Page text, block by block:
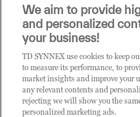
Sei un rivenditore di
i prodotti o le
CLICCA QUI
CLIENTE
We aim to provide
and personalized
your business!
TD SYNNEX use cookies to keep
to measure its performance, to
market insights and improve your
any relevant contents and
rejecting we will show you the
personalized marketing ads.